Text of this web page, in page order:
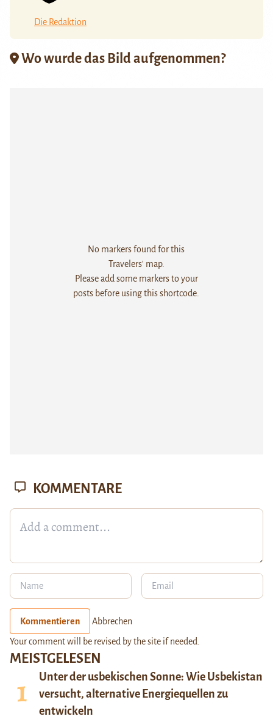
Die Redaktion
Wo wurde das Bild aufgenommen?
No markers found for this
Travelers' map.
Please add some markers to your
posts before using this shortcode.
MEISTGELESEN
Unter der usbekischen Sonne: Wie Usbekistan
versucht, alternative Energiequellen zu
entwickeln
KOMMENTARE
Kommentieren Abbrechen
Your comment will be revised by the site if needed.